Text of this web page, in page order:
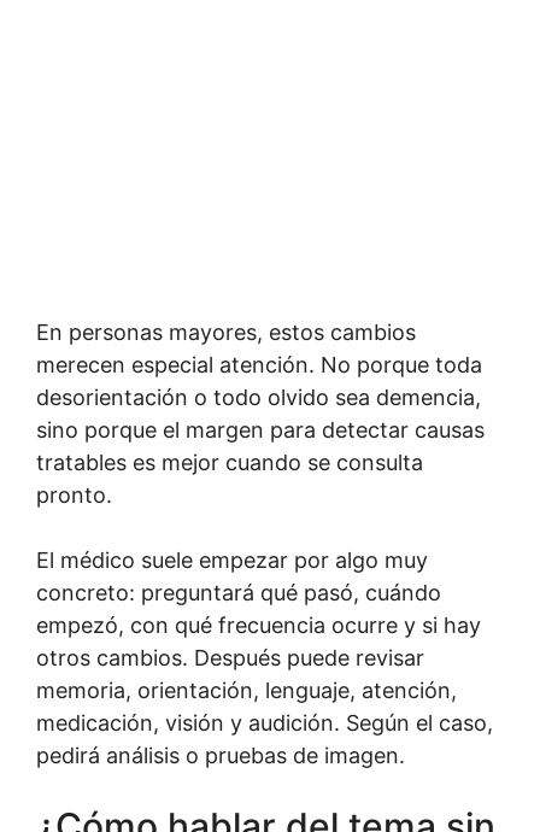
En personas mayores, estos cambios
merecen especial atención. No porque toda
desorientación o todo olvido sea demencia,
sino porque el margen para detectar causas
tratables es mejor cuando se consulta
pronto.
El médico suele empezar por algo muy
concreto: preguntará qué pasó, cuándo
empezó, con qué frecuencia ocurre y si hay
otros cambios. Después puede revisar
memoria, orientación, lenguaje, atención,
medicación, visión y audición. Según el caso,
pedirá análisis o pruebas de imagen.